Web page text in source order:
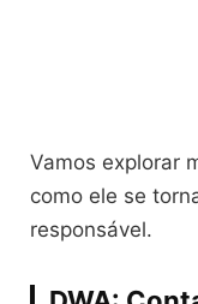
Vamos explorar
como ele se
responsável.